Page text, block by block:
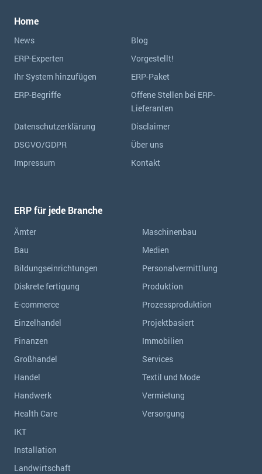
Home
News
Blog
ERP-Experten
Vorgestellt!
Ihr System hinzufügen
ERP-Paket
ERP-Begriffe
Offene Stellen bei ERP-
Lieferanten
Datenschutzerklärung
Disclaimer
DSGVO/GDPR
Über uns
Impressum
Kontakt
ERP für jede Branche
Ämter
Bau
Bildungseinrichtungen
Diskrete fertigung
E-commerce
Einzelhandel
Finanzen
Großhandel
Handel
Handwerk
Health Care
IKT
Installation
Landwirtschaft
Maschinenbau
Medien
Personalvermittlung
Produktion
Prozessproduktion
Projektbasiert
Immobilien
Services
Textil und Mode
Vermietung
Versorgung